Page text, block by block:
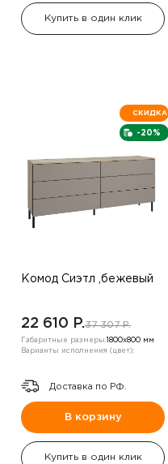
Купить в один клик
-20%
СКИДКА
Комод Сиэтл ,бежевый
22 610 P.37 307 P.
Габаритные размеры: 1800х800 мм
Варианты исполнения (цвет):
Доставка по РФ.
В корзину
Купить в один клик